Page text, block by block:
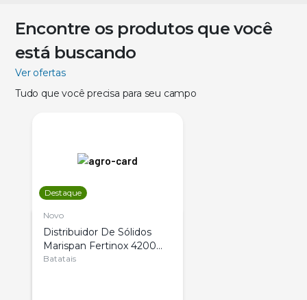
Encontre os produtos que você
está buscando
Ver ofertas
Tudo que você precisa para seu campo
Destaque
Novo
Distribuidor De Sólidos
Marispan Fertinox 4200
Citrus
Batatais